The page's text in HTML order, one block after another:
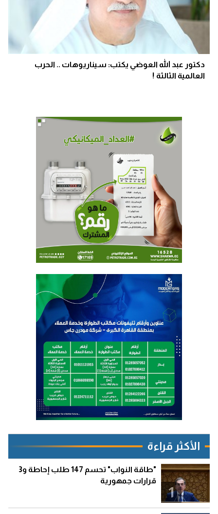
دكتور عبد الله العوضي يكتب: سيناريوهات .. الحرب
العالمية الثالثة !
الأكثر قراءة
1
"طاقة النواب" تحسم 147 طلب إحاطة و3
قرارات جمهورية